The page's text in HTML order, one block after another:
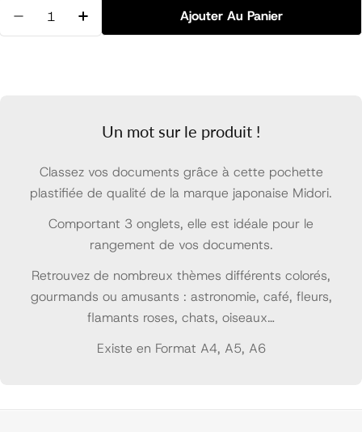
Diminuer La Quantité Pour Pochette 3 Onglets A5
Augmenter La Quantité Pour Pochette 3
Ajouter Au Panier
Un mot sur le produit !
Classez vos documents grâce à cette pochette
plastifiée de qualité de la marque japonaise Midori.
Comportant 3 onglets, elle est idéale pour le
rangement de vos documents.
Retrouvez de nombreux thèmes différents colorés,
gourmands ou amusants : astronomie, café, fleurs,
flamants roses, chats, oiseaux…
Existe en Format A4, A5, A6